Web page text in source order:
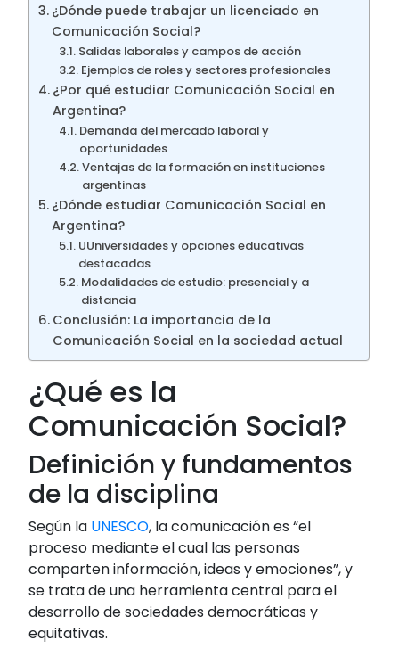
¿Dónde puede trabajar un licenciado en
Comunicación Social?
Salidas laborales y campos de acción
Ejemplos de roles y sectores profesionales
¿Por qué estudiar Comunicación Social en
Argentina?
Demanda del mercado laboral y
oportunidades
Ventajas de la formación en instituciones
argentinas
¿Dónde estudiar Comunicación Social en
Argentina?
UUniversidades y opciones educativas
destacadas
Modalidades de estudio: presencial y a
distancia
Conclusión: La importancia de la
Comunicación Social en la sociedad actual
¿Qué es la
Comunicación Social?
Definición y fundamentos
de la disciplina
Según la UNESCO, la comunicación es “el
proceso mediante el cual las personas
comparten información, ideas y emociones”, y
se trata de una herramienta central para el
desarrollo de sociedades democráticas y
equitativas.